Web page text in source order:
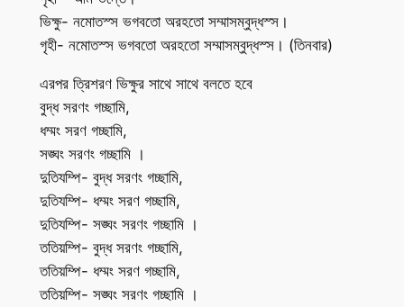
ভিক্ষু- নমোতস্স ভগবতো অরহতো সম্মাসম্বুদ্ধস্স।
গৃহী- নমোতস্স ভগবতো অরহতো সম্মাসম্বুদ্ধস্স। (তিনবার)
এরপর ত্রিশরণ ভিক্ষুর সাথে সাথে বলতে হবে
বুদ্ধ সরণং গচ্ছামি,
ধম্মং সরণ গচ্ছামি,
সঙ্ঘং সরণং গচ্ছামি ।
দুতিযম্পি- বুদ্ধ সরণং গচ্ছামি,
দুতিযম্পি- ধম্মং সরণ গচ্ছামি,
দুতিযম্পি- সঙ্ঘং সরণং গচ্ছামি ।
ততিয়ম্পি- বুদ্ধ সরণং গচ্ছামি,
ততিয়ম্পি- ধম্মং সরণ গচ্ছামি,
ততিয়ম্পি- সঙ্ঘং সরণং গচ্ছামি ।